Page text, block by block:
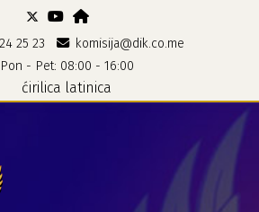
25 23
komisija@dik.co.me
Pon - Pet: 08:00 - 16:00
ćirilica latinica